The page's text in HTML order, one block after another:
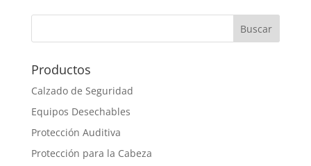
Productos
Calzado de Seguridad
Equipos Desechables
Protección Auditiva
Protección para la Cabeza